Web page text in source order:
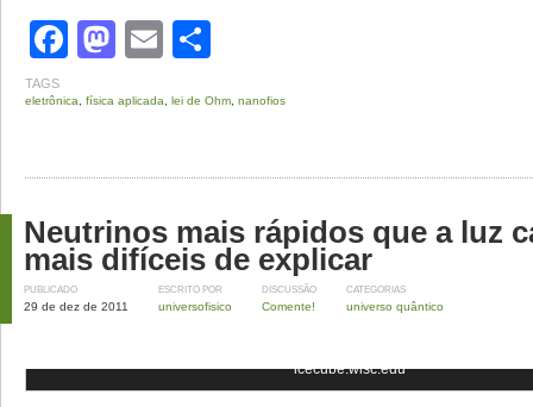
Facebook
Mastodon
Email
TAGS
eletrônica física aplicada lei de Ohm nanofios
Neutrinos mais rápidos que a luz
mais difíceis de explicar
PUBLICADO
29 de dez de 2011
ESCRITO POR
universofisico
DISCUSSÃO
Comente!
CATEGORIAS
universo quântico
icecube.wisc.edu